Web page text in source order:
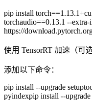
pip install
torchaudio==0.13.1 --
https://
使用 TensorRT 加速（可选
添加以下命令：
pip install --upgrade
pyindexpip install --